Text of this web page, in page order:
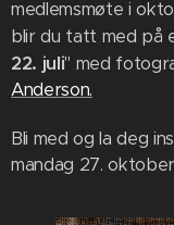
medlemsmøte i
blir du tatt med på
22. juli" med
Anderson.
Bli med og la deg
mandag 27. oktober